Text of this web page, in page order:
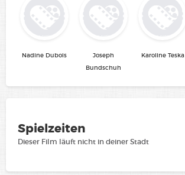
Nadine Dubois
Joseph
Bundschuh
Karoline Teska
Spielzeiten
Dieser Film läuft nicht in deiner Stadt